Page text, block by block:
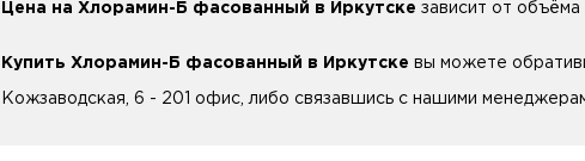
Цена на Хлорамин-Б фасованный в Иркутске зависит от объёма
Купить Хлорамин-Б фасованный в Иркутске вы можете
Кожзаводская, 6 - 201 офис, либо связавшись с нашими